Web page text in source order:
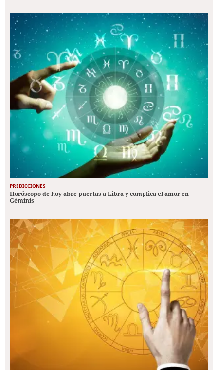
PREDICCIONES
Horóscopo de hoy abre puertas a Libra y complica el amor en
Géminis